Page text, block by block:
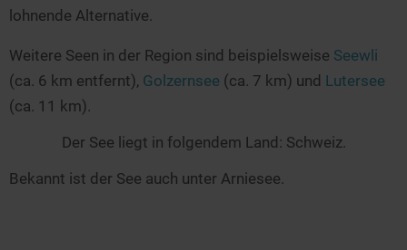
lohnende Alternative.
Weitere Seen in der Region sind beispielsweise Seewli
(ca. 6 km entfernt), Golzernsee (ca. 7 km) und Lutersee
(ca. 11 km).
Der See liegt in folgendem Land: Schweiz.
Bekannt ist der See auch unter Arniesee.